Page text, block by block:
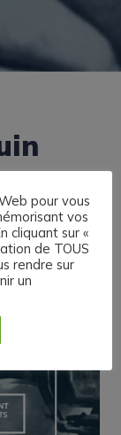
pour vous
vos
cliquant sur «
de TOUS
rendre sur
un